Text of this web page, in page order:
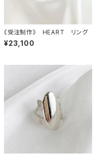
《受注制作》 HEART リング
¥23,100